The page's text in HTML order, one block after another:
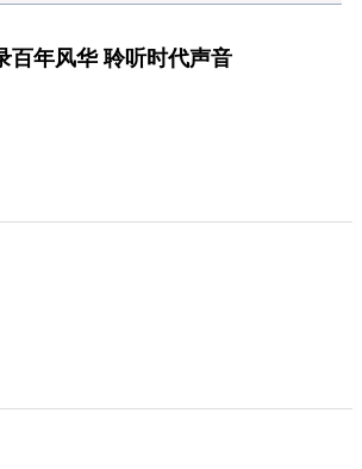
年风华 聆听时代声音